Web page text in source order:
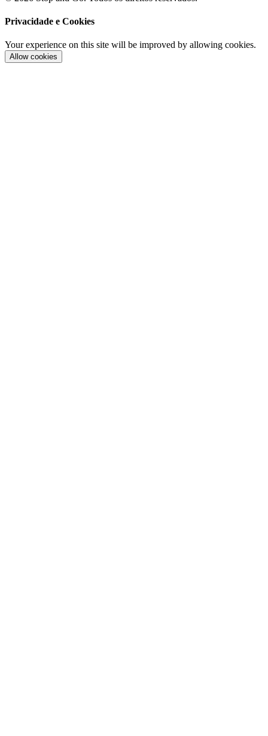
Privacidade e Cookies
Your experience on this site will be improved by allowing cookies.
Allow cookies